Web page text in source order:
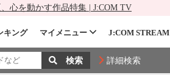
心を動かす作品特集 | J:COM TV
キング マイメニュー J:COM STREAM
詳細検索